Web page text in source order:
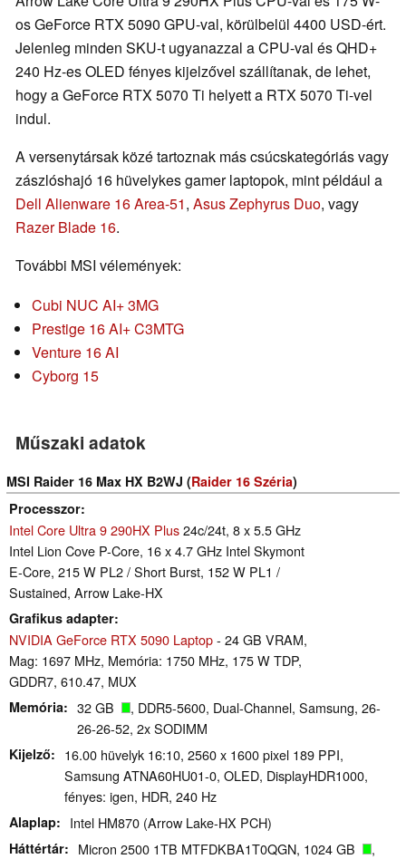
os GeForce RTX 5090 GPU-val, körülbelül 4400 USD-ért.
Jelenleg minden SKU-t ugyanazzal a CPU-val és QHD+
240 Hz-es OLED fényes kijelzővel szállítanak, de lehet,
hogy a GeForce RTX 5070 Ti helyett a RTX 5070 Ti-vel
indul.
A versenytársak közé tartoznak más csúcskategóriás vagy
zászlóshajó 16 hüvelykes gamer laptopok, mint például a
Dell Alienware 16 Area-51, Asus Zephyrus Duo, vagy
Razer Blade 16.
További MSI vélemények:
Cubi NUC AI+ 3MG
Prestige 16 AI+ C3MTG
Venture 16 AI
Cyborg 15
Műszaki adatok
MSI Raider 16 Max HX B2WJ (Raider 16 Széria)
Processzor
Intel Core Ultra 9 290HX Plus24c/24t, 8 x 5.5 GHz
Intel Lion Cove P-Core, 16 x 4.7 GHz Intel Skymont
E-Core, 215 W PL2 / Short Burst, 152 W PL1 /
Sustained, Arrow Lake-HX
Grafikus adapter
NVIDIA GeForce RTX 5090 Laptop- 24 GB VRAM,
Mag: 1697 MHz, Memória: 1750 MHz, 175 W TDP,
GDDR7, 610.47, MUX
Memória 32 GB
, DDR5-5600, Dual-Channel, Samsung, 26-
26-26-52, 2x SODIMM
Kijelző
16.00 hüvelyk 16:10, 2560 x 1600 pixel 189 PPI,
Samsung ATNA60HU01-0, OLED, DisplayHDR1000,
fényes: igen, HDR, 240 Hz
Alaplap Intel HM870 (Arrow Lake-HX PCH)
Háttértár Micron 2500 1TB MTFDKBA1T0QGN, 1024 GB
,